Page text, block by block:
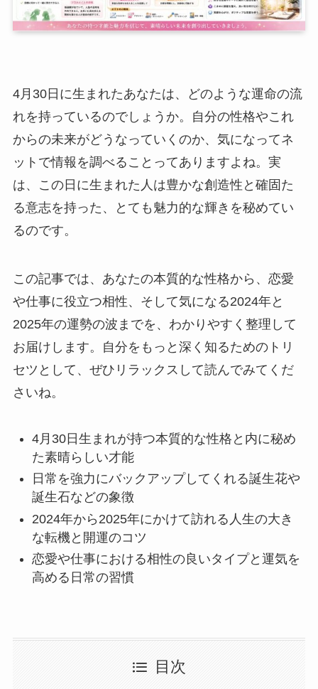
4月30日に生まれたあなたは、どのような運命の流
れを持っているのでしょうか。自分の性格やこれ
からの未来がどうなっていくのか、気になってネ
ットで情報を調べることってありますよね。実
は、この日に生まれた人は豊かな創造性と確固た
る意志を持った、とても魅力的な輝きを秘めてい
るのです。
この記事では、あなたの本質的な性格から、恋愛
や仕事に役立つ相性、そして気になる2024年と
2025年の運勢の波までを、わかりやすく整理して
お届けします。自分をもっと深く知るためのトリ
セツとして、ぜひリラックスして読んでみてくだ
さいね。
4月30日生まれが持つ本質的な性格と内に秘め
た素晴らしい才能
日常を強力にバックアップしてくれる誕生花や
誕生石などの象徴
2024年から2025年にかけて訪れる人生の大き
な転機と開運のコツ
恋愛や仕事における相性の良いタイプと運気を
高める日常の習慣
目次